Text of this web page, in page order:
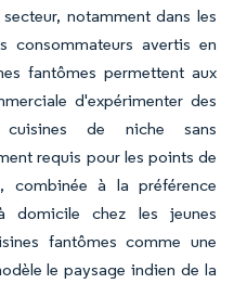
notamment dans les
consommateurs avertis en
fantômes permettent aux
d'expérimenter des
de niche sans
requis pour les points de
combinée à la préférence
domicile chez les jeunes
fantômes comme une
le paysage indien de la